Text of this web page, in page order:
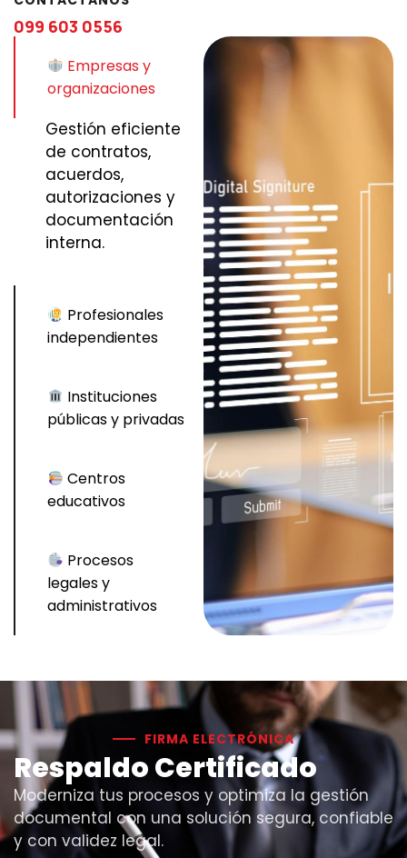
099 603 0556
Empresas y
organizaciones
Gestión eficiente
de contratos,
acuerdos,
autorizaciones y
documentación
interna.
Profesionales
independientes
Instituciones
públicas y privadas
Centros
educativos
Procesos
legales y
administrativos
FIRMA ELECTRÓNICA
Respaldo Certificado
Moderniza tus procesos y optimiza la gestión
documental con una solución segura, confiable
y con validez legal.